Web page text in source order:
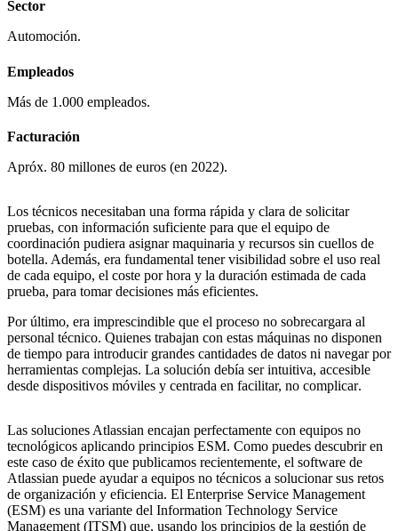
Sector
Automoción.
Empleados
Más de 1.000 empleados.
Facturación
Apróx. 80 millones de euros (en 2022).
Los técnicos necesitaban una forma rápida y clara de solicitar
pruebas, con información suficiente para que el equipo de
coordinación pudiera asignar maquinaria y recursos sin cuellos de
botella. Además, era fundamental tenervisibilidad sobre el uso real
de cada equipo, el coste por hora y la duración estimada de cada
prueba, para tomar decisiones más eficientes.
Por último, era imprescindible que el proceso no sobrecargara al
personal técnico. Quienes trabajan con estas máquinas no disponen
de tiempo para introducir grandes cantidades de datos ni navegar por
herramientas complejas. La solución debía serintuitiva, accesible
desde dispositivos móviles y centrada en facilitar, no complicar.
Las soluciones Atlassian encajan perfectamente con equipos no
tecnológicos aplicando principios ESM. Como puedes descubrir en
este caso de éxito que publicamos recientemente, el software de
Atlassian puede ayudar a equipos no técnicos a solucionar sus retos
de organización y eficiencia. El Enterprise Service Management
(ESM) es una variante del Information Technology Service
Management (ITSM) que, usando los principios de la gestión de